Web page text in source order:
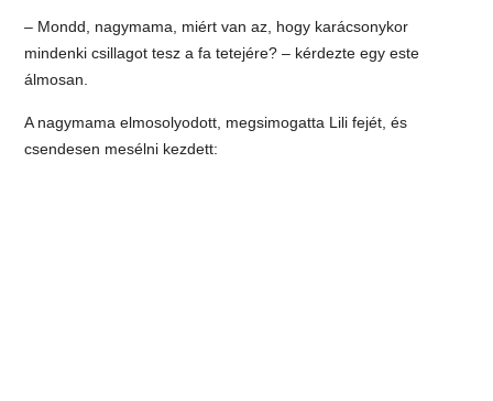
– Mondd, nagymama, miért van az, hogy karácsonykor
mindenki csillagot tesz a fa tetejére? – kérdezte egy este
álmosan.
A nagymama elmosolyodott, megsimogatta Lili fejét, és
csendesen mesélni kezdett: